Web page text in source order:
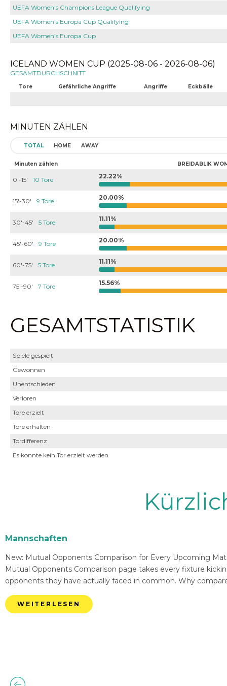
UEFA Women's Champions League Qualifying
UEFA Women's Europa Cup Qualifying
UEFA Women's Europa Cup
ICELAND WOMEN CUP (2025-08-06 - 2026-08-06)
GESAMTDURCHSCHNITT
Tore Gefährliche Angriffe Angriffe Eckbälle
MINUTEN ZÄHLEN
TOTAL HOME AWAY
Minuten zählen BREIDABLIK
0'-15' 10 Tore 22.22%
15'-30' 9 Tore 20.00%
30'-45' 5 Tore 11.11%
45'-60' 9 Tore 20.00%
60'-75' 5 Tore 11.11%
75'-90' 7 Tore 15.56%
GESAMTSTATISTIK
Spiele gespielt
Gewonnen
Unentschieden
Verloren
Tore erzielt
Tore erhalten
Tordifferenz
Es konnte kein Tor erzielt werden
Mannschaften
New: Mutual Opponents Comparison for Every Upcoming
Mutual Opponents Comparison page takes every fixture
opponents they have actually faced in common. Why
WEITERLESEN